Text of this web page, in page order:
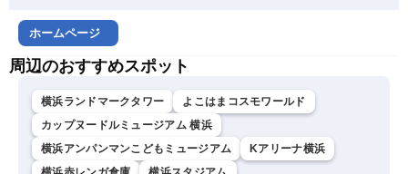
ホームページ
周辺のおすすめスポット
横浜ランドマークタワー
よこはまコスモワールド
カップヌードルミュージアム 横浜
横浜アンパンマンこどもミュージアム
Kアリーナ横浜